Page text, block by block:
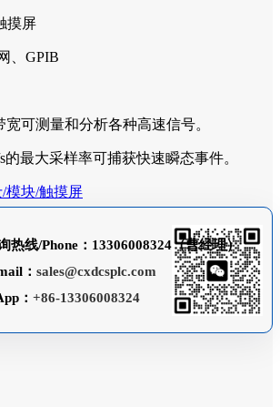
摸屏
、GPIB
可测量和分析各种高速信号。
的最大采样率可捕获快速瞬态事件。
模块/触摸屏
热线/Phone：13306008324（曹经理）
： sales@cxdcsplc.com
： +86-13306008324